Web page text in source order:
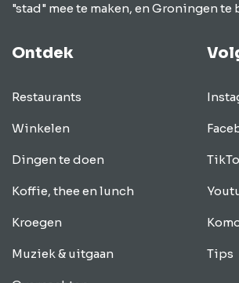
"stad" mee te maken, en Groningen te
Ontdek
Restaurants
Winkelen
Dingen te doen
Koffie, thee en lunch
Kroegen
Muziek & uitgaan Tips